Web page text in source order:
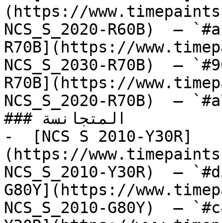
(https://
NCS_S_2020-R60B)  —
R70B](https://
NCS_S_2030-R70B)  —
R70B](https://
NCS_S_2020-R70B)  —
### المتجانسة
-  [NCS S 2010-Y30R]
(https://
NCS_S_2010-Y30R)  —
G80Y](https://
NCS_S_2010-G80Y)  —